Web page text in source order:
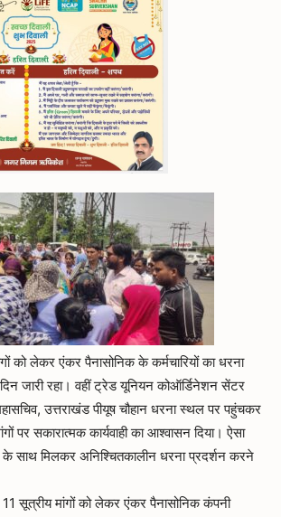
को लेकर एंकर पैनासोनिक के कर्मचारियों का धरना
जारी रहा। वहीं ट्रेड यूनियन कोऑर्डिनेशन सेंटर
उत्तराखंड पीयूष चौहान धरना स्थल पर पहुंचकर
पर सकारात्मक कार्यवाही का आश्वासन दिया। ऐसा
के साथ मिलकर अनिश्चितकालीन धरना प्रदर्शन करने
11 सूत्रीय मांगों को लेकर एंकर पैनासोनिक कंपनी